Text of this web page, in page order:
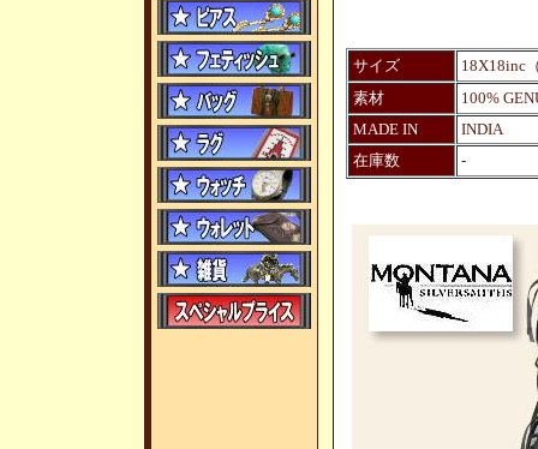
サイズ
18X18inc
素材
100%
MADE IN
INDIA
在庫数
-